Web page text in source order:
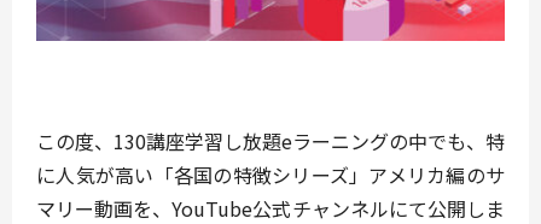
この度、130講座学習し放題eラーニングの中でも、特
に人気が高い「各国の特徴シリーズ」アメリカ編のサ
マリー動画を、YouTube公式チャンネルにて公開しま